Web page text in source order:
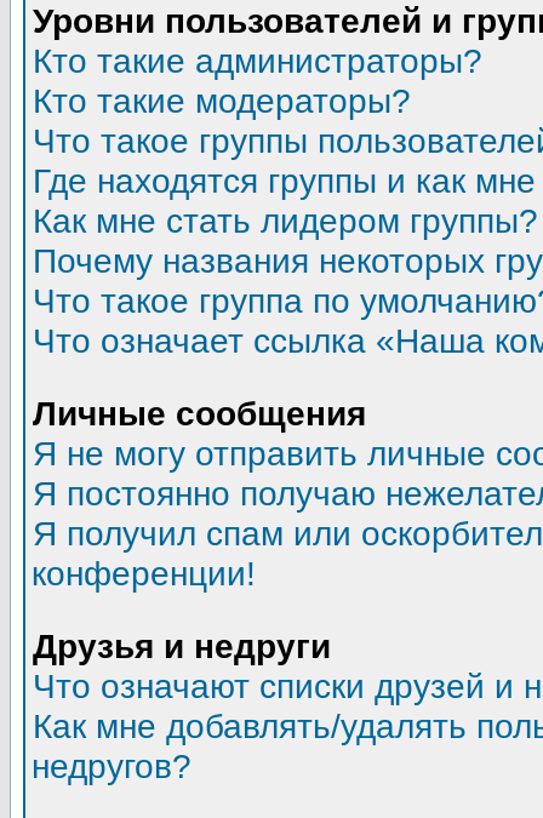
Уровни пользователей и
Кто такие администраторы?
Кто такие модераторы?
Что такое группы
Где находятся группы и как
Как мне стать лидером группы?
Почему названия некоторых
Что такое группа по
Что означает ссылка «Наша
Личные сообщения
Я не могу отправить личные
Я постоянно получаю
Я получил спам или
конференции!
Друзья и недруги
Что означают списки друзей и
Как мне добавлять/удалять
недругов?